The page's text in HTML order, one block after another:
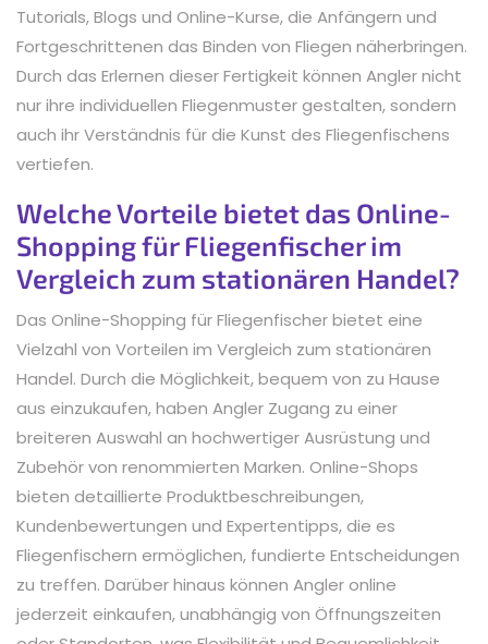
Tutorials, Blogs und Online-Kurse, die Anfängern und
Fortgeschrittenen das Binden von Fliegen näherbringen.
Durch das Erlernen dieser Fertigkeit können Angler nicht
nur ihre individuellen Fliegenmuster gestalten, sondern
auch ihr Verständnis für die Kunst des Fliegenfischens
vertiefen.
Welche Vorteile bietet das Online-
Shopping für Fliegenfischer im
Vergleich zum stationären Handel?
Das Online-Shopping für Fliegenfischer bietet eine
Vielzahl von Vorteilen im Vergleich zum stationären
Handel. Durch die Möglichkeit, bequem von zu Hause
aus einzukaufen, haben Angler Zugang zu einer
breiteren Auswahl an hochwertiger Ausrüstung und
Zubehör von renommierten Marken. Online-Shops
bieten detaillierte Produktbeschreibungen,
Kundenbewertungen und Expertentipps, die es
Fliegenfischern ermöglichen, fundierte Entscheidungen
zu treffen. Darüber hinaus können Angler online
jederzeit einkaufen, unabhängig von Öffnungszeiten